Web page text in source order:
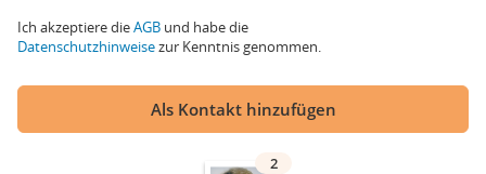
Ich akzeptiere dieAGB und habe die
Datenschutzhinweisezur Kenntnis genommen.
Als Kontakt hinzufügen
2